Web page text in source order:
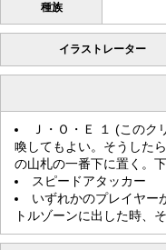
種族
イラストレーター
Ｊ・Ｏ・Ｅ １ (このク
喚してもよい。そうした
の山札の一番下に置く。
スピードアタッカー
いずれかのプレイヤー
トルゾーンに出した時、